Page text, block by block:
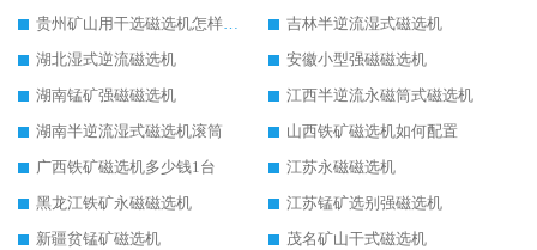
贵州矿山用干选磁选机怎样调磁
吉林半逆流湿式磁选机
湖北湿式逆流磁选机
安徽小型强磁磁选机
湖南锰矿强磁磁选机
江西半逆流永磁筒式磁选机
湖南半逆流湿式磁选机滚筒
山西铁矿磁选机如何配置
广西铁矿磁选机多少钱1台
江苏永磁磁选机
黑龙江铁矿永磁磁选机
江苏锰矿选别强磁选机
新疆贫锰矿磁选机
茂名矿山干式磁选机